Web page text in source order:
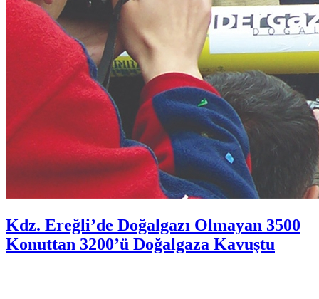
Kdz. Ereğli’de Doğalgazı Olmayan 3500
Konuttan 3200’ü Doğalgaza Kavuştu